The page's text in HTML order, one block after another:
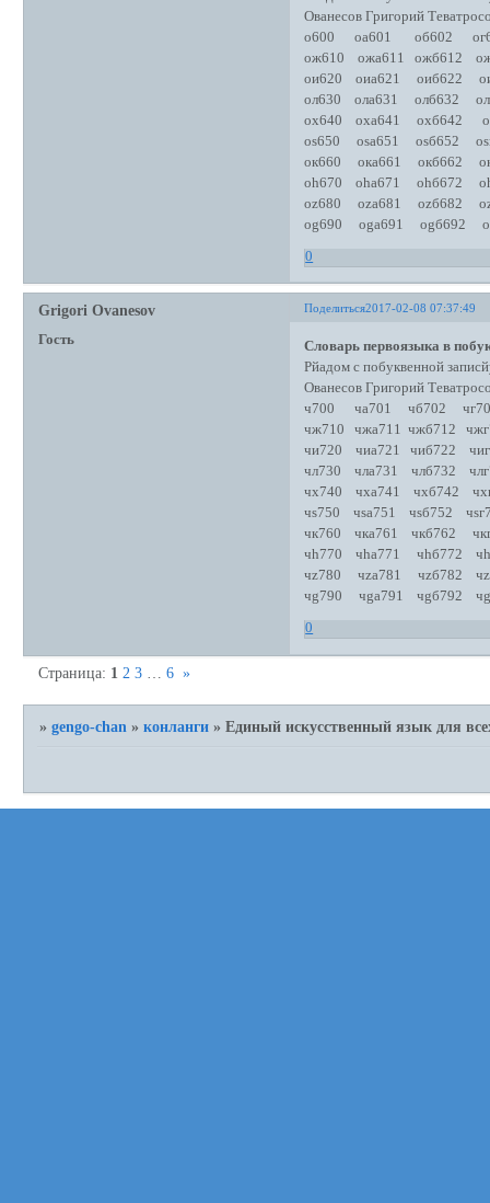
Ованесов Григорий
о600 оа601 об602
ож610 ожа611 ожб612
ои620 оиа621 оиб622
ол630 ола631 олб632
ох640 оха641 охб642
оs650 оsа651 оsб652
ок660 ока661 окб662
оh670 оhа671 оhб672
оz680 оzа681 оzб682
оg690 оgа691 оgб692
0
Поделиться2017-02-08 07:37:49
Grigori Ovanesov
Гость
Словарь первоязыка в
Рйадом с побуквенной
Ованесов Григорий
ч700 ча701 чб702
чж710 чжа711 чжб712
чи720 чиа721 чиб722
чл730 чла731 члб732
чх740 чха741 чхб742
чs750 чsа751 чsб752
чк760 чка761 чкб762
чh770 чhа771 чhб772
чz780 чzа781 чzб782
чg790 чgа791 чgб792
0
Страница: 1 2 3 6 »
»gengo-chan »конланги »Единый искусственный язык для